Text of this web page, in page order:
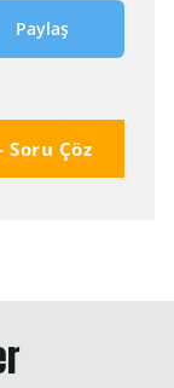
Paylaş
Soru Çöz